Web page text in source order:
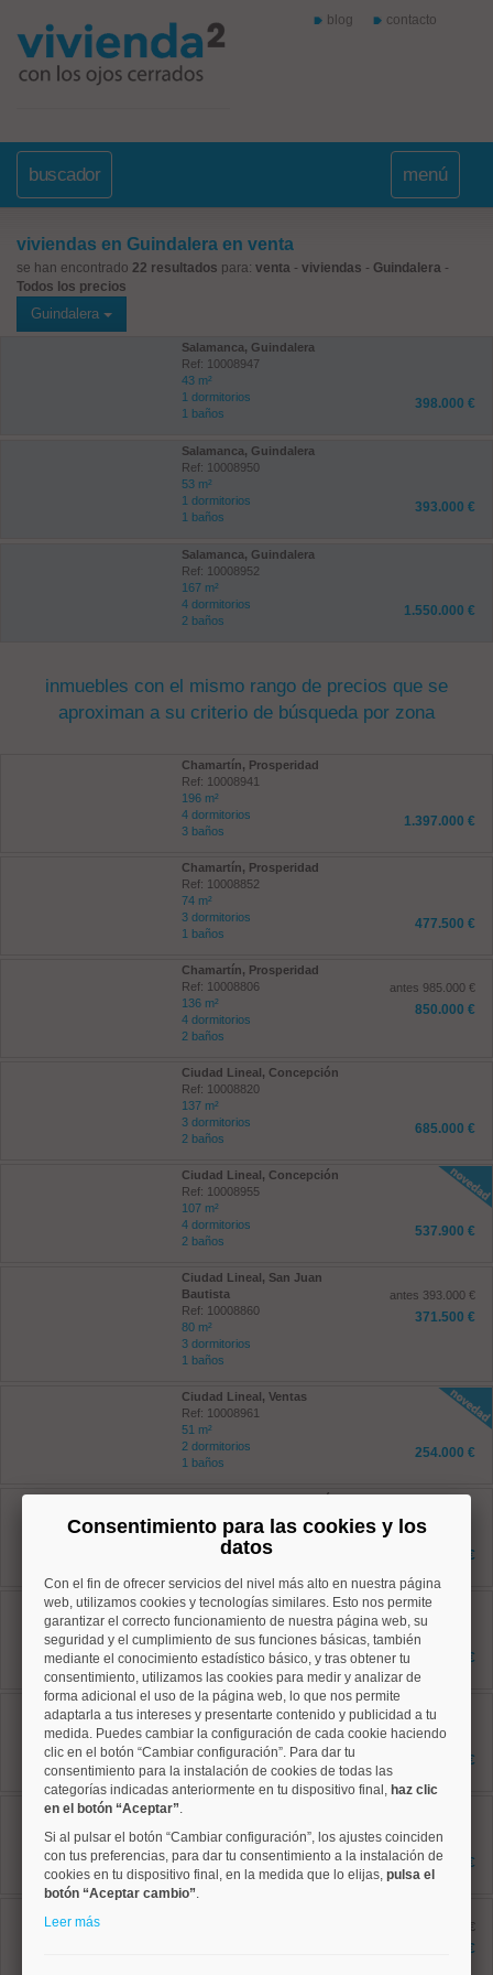
blog contacto
buscador menú
viviendas en Guindalera en venta
se han encontrado 22 resultados para: venta - viviendas - Guindalera -
Todos los precios
Guindalera
Salamanca, Guindalera
Ref: 10008947
43 m²
1 dormitorios
1 baños
398.000 €
Salamanca, Guindalera
Ref: 10008950
53 m²
1 dormitorios
1 baños
393.000 €
Salamanca, Guindalera
Ref: 10008952
167 m²
4 dormitorios
2 baños
1.550.000 €
inmuebles con el mismo rango de precios que se
aproximan a su criterio de búsqueda por zona
Chamartín, Prosperidad
Ref: 10008941
196 m²
4 dormitorios
3 baños
1.397.000 €
Chamartín, Prosperidad
Ref: 10008852
74 m²
3 dormitorios
1 baños
477.500 €
Chamartín, Prosperidad
Ref: 10008806
136 m²
4 dormitorios
2 baños
antes 985.000 €
850.000 €
Ciudad Lineal, Concepción
Ref: 10008820
137 m²
3 dormitorios
2 baños
685.000 €
Ciudad Lineal, Concepción
Ref: 10008955
107 m²
4 dormitorios
2 baños
537.900 €
Ciudad Lineal, San Juan
Bautista
Ref: 10008860
80 m²
3 dormitorios
1 baños
antes 393.000 €
371.500 €
Ciudad Lineal, Ventas
Ref: 10008961
51 m²
2 dormitorios
1 baños
254.000 €
Ciudad Lineal, Concepción
275 m²
4 dormitorios
1.150.000 €
Ciudad Lineal, San Pascual
Ref: 10008724
125 m²
3 dormitorios
2 baños
943.500 €
Ciudad Lineal, Concepción
Ref: 10008922
110 m²
4 dormitorios
2 baños
594.000 €
54 m²
2 dormitorios
1 baños
267.000 €
antes 649.000 €
576.900 €
Consentimiento para las cookies y los
datos
Con el fin de ofrecer servicios del nivel más alto en nuestra página
web, utilizamos cookies y tecnologías similares. Esto nos permite
garantizar el correcto funcionamiento de nuestra página web, su
seguridad y el cumplimiento de sus funciones básicas, también
mediante el conocimiento estadístico básico, y tras obtener tu
consentimiento, utilizamos las cookies para medir y analizar de
forma adicional el uso de la página web, lo que nos permite
adaptarla a tus intereses y presentarte contenido y publicidad a tu
medida. Puedes cambiar la configuración de cada cookie haciendo
clic en el botón “Cambiar configuración”. Para dar tu
consentimiento para la instalación de cookies de todas las
categorías indicadas anteriormente en tu dispositivo final, haz clic
en el botón “Aceptar”.
Si al pulsar el botón “Cambiar configuración”, los ajustes coinciden
con tus preferencias, para dar tu consentimiento a la instalación de
cookies en tu dispositivo final, en la medida que lo elijas, pulsa el
botón “Aceptar cambio”.
Leer más